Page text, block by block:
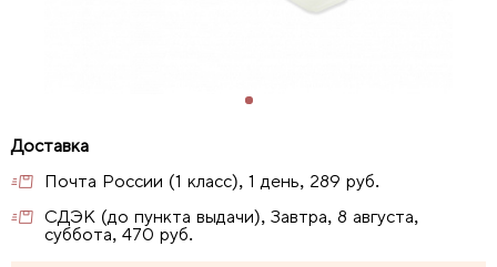
Почта России (1 класс), 1 день, 289 руб.
СДЭК (до пункта выдачи), Завтра, 8 августа,
суббота, 470 руб.